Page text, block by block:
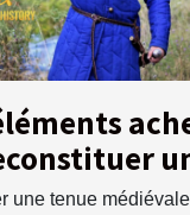
médiévale ?
une tenue